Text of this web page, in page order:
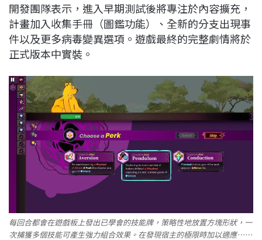
開發團隊表示，進入早期測試後將專注於內容擴充，
計畫加入收集手冊（圖鑑功能）、全新的分支出現事
件以及更多病毒變異選項。遊戲最終的完整劇情將於
正式版本中實裝。
每回合都會在遊戲板上發出已學會的技能牌，策略性地放置方塊形狀，一
次捕獲多個技能可產生強力組合效果。在發現宿主的極限時加以適應……